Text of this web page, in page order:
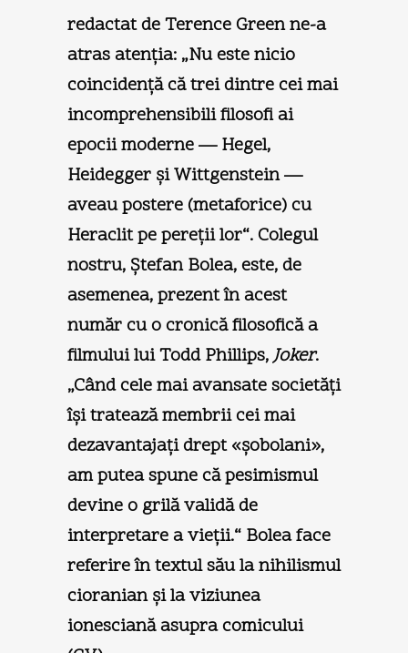
redactat de Terence Green ne-a
atras atenţia: „Nu este nicio
coincidenţă că trei dintre cei mai
incomprehensibili filosofi ai
epocii moderne — Hegel,
Heidegger şi Wittgenstein —
aveau postere (metaforice) cu
Heraclit pe pereţii lor“. Colegul
nostru, Ştefan Bolea, este, de
asemenea, prezent în acest
număr cu o cronică filosofică a
filmului lui Todd Phillips,Joker.
„Când cele mai avansate societăţi
îşi tratează membrii cei mai
dezavantajaţi drept «şobolani»,
am putea spune că pesimismul
devine o grilă validă de
interpretare a vieţii.“ Bolea face
referire în textul său la nihilismul
cioranian şi la viziunea
ionesciană asupra comicului